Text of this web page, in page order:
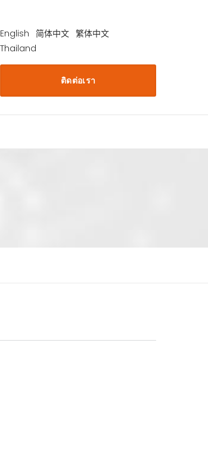
English 简体中文 繁体中文
Thailand
ติดต่อเรา